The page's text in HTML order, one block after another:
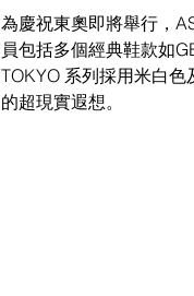
為慶祝東奧即將舉行，
員包括多個經典鞋款如
TOKYO 系列採用米白
的超現實遐想。